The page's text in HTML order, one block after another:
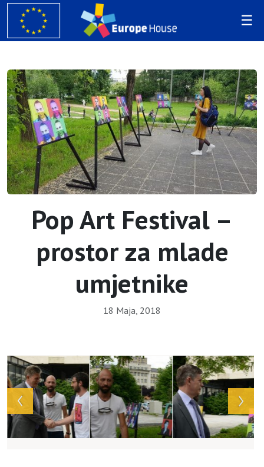
Pop Art Festival –
prostor za mlade
umjetnike
18 Maja, 2018